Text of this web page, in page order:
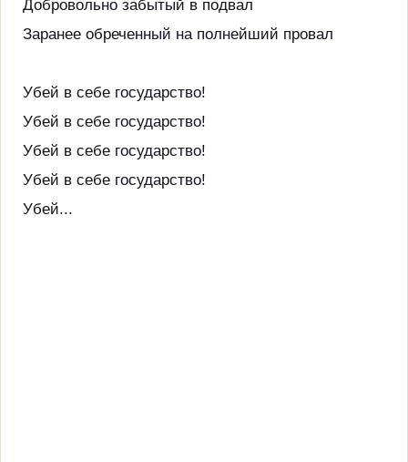
Добровольно забытый в подвал
Заранее обреченный на полнейший провал
Убей в себе государство!
Убей в себе государство!
Убей в себе государство!
Убей в себе государство!
Убей...